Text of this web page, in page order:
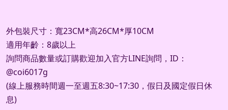
外包裝尺寸：寬23CM*高26CM*厚10CM
適用年齡：8歲以上
詢問商品數量或訂購歡迎加入官方LINE詢問， ID ：
@coi6017g
(線上服務時間週一至週五8:30~17:30 ，假日及國定假日休
息)